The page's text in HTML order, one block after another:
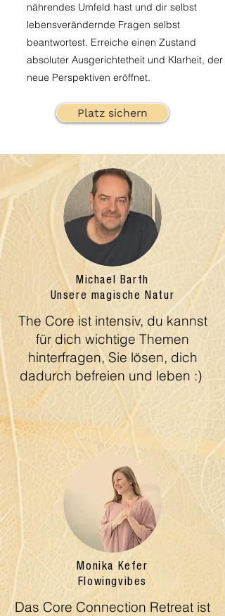
nährendes Umfeld hast und dir selbst
lebensverändernde Fragen selbst
beantwortest. Erreiche einen Zustand
absoluter Ausgerichtetheit und Klarheit, der
neue Perspektiven eröffnet.
Platz sichern
Michael Barth
Unsere magische Natur
The Core ist intensiv, du kannst
für dich wichtige Themen
hinterfragen, Sie lösen, dich
dadurch befreien und leben :)
Monika Kefer
Flowingvibes
Das Core Connection Retreat ist